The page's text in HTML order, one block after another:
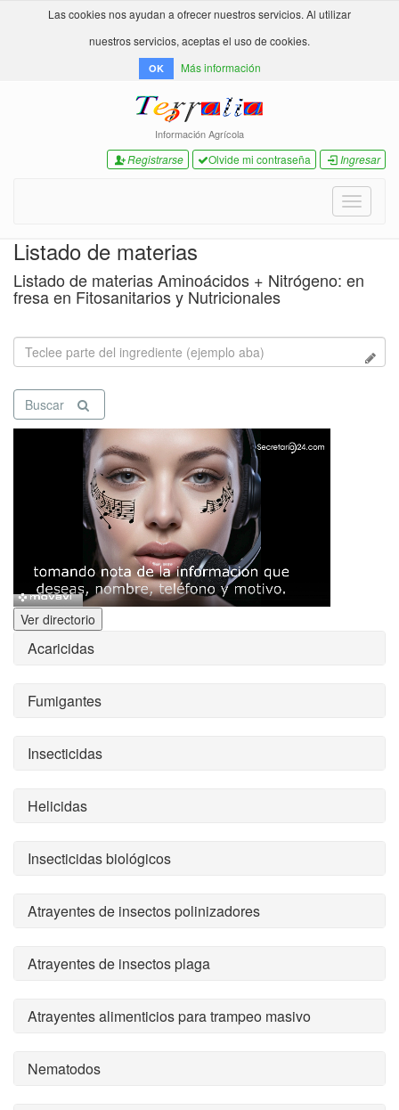
Las cookies nos ayudan a ofrecer nuestros servicios. Al utilizar
nuestros servicios, aceptas el uso de cookies.
OK Más información
Información Agrícola
Registrarse Olvide mi contraseña Ingresar
Toggle
Listado de materias
Listado de materias Aminoácidos + Nitrógeno: en
fresa en Fitosanitarios y Nutricionales
Buscar
Ver directorio
Acaricidas
Fumigantes
Insecticidas
Helicidas
Insecticidas biológicos
Atrayentes de insectos polinizadores
Atrayentes de insectos plaga
Atrayentes alimenticios para trampeo masivo
Nematodos